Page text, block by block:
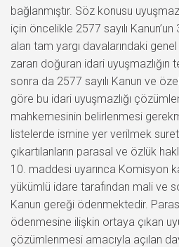
bağlanmıştır. Söz konusu
için öncelikle 2577 sayılı
alan tam yargı davalarındaki genel
zararı doğuran idari uyuşmazlığın
sonra da 2577 sayılı Kanun ve
göre bu idari uyuşmazlığı
mahkemesinin belirlenmesi
listelerde ismine yer verilmek
çıkartılanların parasal ve özlük
10. maddesi uyarınca Komisyon
yükümlü idare tarafından mali ve
Kanun gereği ödenmektedir.
ödenmesine ilişkin ortaya çıkan
çözümlenmesi amacıyla açılan